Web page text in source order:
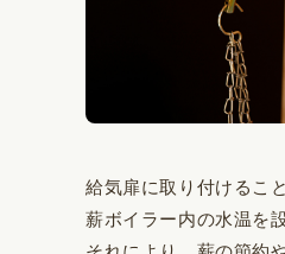
給気扉に取り付けるこ
薪ボイラー内の水温を